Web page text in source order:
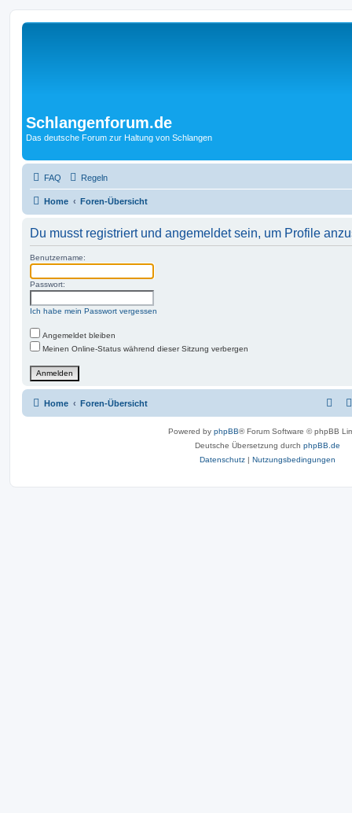
Schlangenforum.de
Das deutsche Forum zur Haltung von Schlangen
FAQ Regeln
Home Foren-Übersicht
Du musst registriert und angemeldet sein, um Profile
Benutzername:
Passwort:
Ich habe mein Passwort vergessen
Angemeldet bleiben
Meinen Online-Status während dieser Sitzung verbergen
Home Foren-Übersicht
Powered by phpBB® Forum Software © phpBB
Deutsche Übersetzung durch phpBB.de
Datenschutz | Nutzungsbedingungen